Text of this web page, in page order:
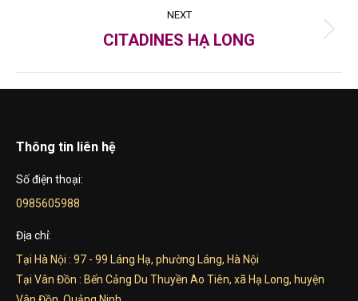
NEXT
Next
CITADINES HẠ LONG
Thông tin liên hệ
Số điện thoại:
0985605988
Địa chỉ:
Tại Hà Nội : 97 - 99 Láng Hạ, phường Láng, Hà Nội
Tại Vân Đồn : Bến Cảng Du Thuyền Ao Tiên, xã Hạ Long, huyện